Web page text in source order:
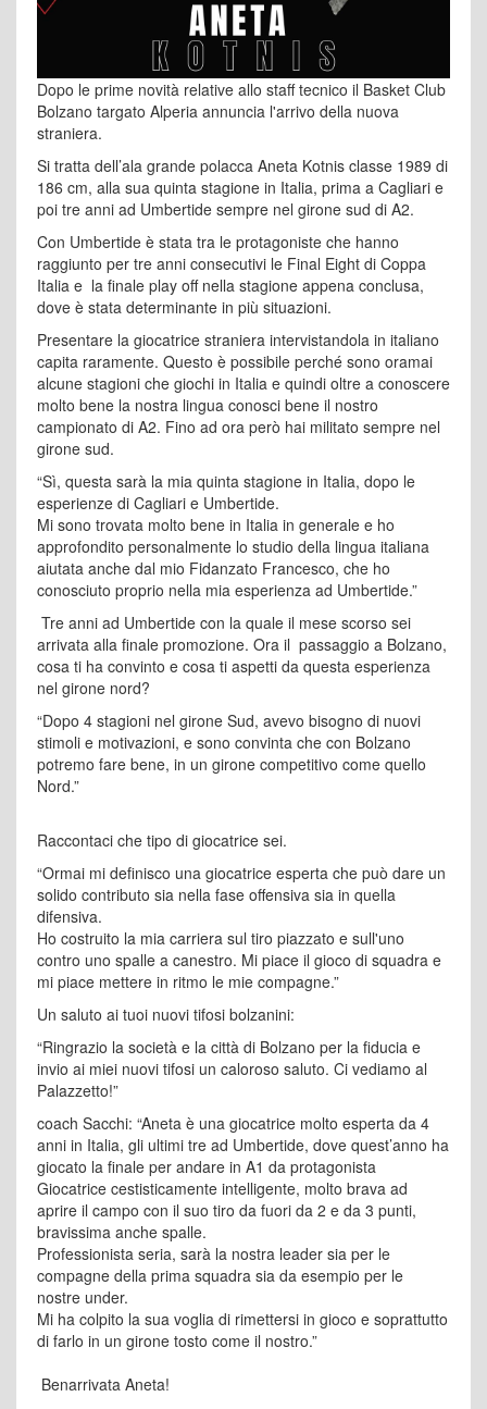
Dopo le prime novità relative allo staff tecnico il Basket Club
Bolzano targato Alperia annuncia l'arrivo della nuova
straniera.
Si tratta dell’ala grande polacca Aneta Kotnis classe 1989 di
186 cm, alla sua quinta stagione in Italia, prima a Cagliari e
poi tre anni ad Umbertide sempre nel girone sud di A2.
Con Umbertide è stata tra le protagoniste che hanno
raggiunto per tre anni consecutivi le Final Eight di Coppa
Italia e la finale play off nella stagione appena conclusa,
dove è stata determinante in più situazioni.
Presentare la giocatrice straniera intervistandola in italiano
capita raramente. Questo è possibile perché sono oramai
alcune stagioni che giochi in Italia e quindi oltre a conoscere
molto bene la nostra lingua conosci bene il nostro
campionato di A2. Fino ad ora però hai militato sempre nel
girone sud.
“Sì, questa sarà la mia quinta stagione in Italia, dopo le
esperienze di Cagliari e Umbertide.
Mi sono trovata molto bene in Italia in generale e ho
approfondito personalmente lo studio della lingua italiana
aiutata anche dal mio Fidanzato Francesco, che ho
conosciuto proprio nella mia esperienza ad Umbertide.”
Tre anni ad Umbertide con la quale il mese scorso sei
arrivata alla finale promozione. Ora il passaggio a Bolzano,
cosa ti ha convinto e cosa ti aspetti da questa esperienza
nel girone nord?
“Dopo 4 stagioni nel girone Sud, avevo bisogno di nuovi
stimoli e motivazioni, e sono convinta che con Bolzano
potremo fare bene, in un girone competitivo come quello
Nord.”
Raccontaci che tipo di giocatrice sei.
“Ormai mi definisco una giocatrice esperta che può dare un
solido contributo sia nella fase offensiva sia in quella
difensiva.
Ho costruito la mia carriera sul tiro piazzato e sull'uno
contro uno spalle a canestro. Mi piace il gioco di squadra e
mi piace mettere in ritmo le mie compagne.”
Un saluto ai tuoi nuovi tifosi bolzanini:
“Ringrazio la società e la città di Bolzano per la fiducia e
invio ai miei nuovi tifosi un caloroso saluto. Ci vediamo al
Palazzetto!”
coach Sacchi: “Aneta è una giocatrice molto esperta da 4
anni in Italia, gli ultimi tre ad Umbertide, dove quest’anno ha
giocato la finale per andare in A1 da protagonista
Giocatrice cestisticamente intelligente, molto brava ad
aprire il campo con il suo tiro da fuori da 2 e da 3 punti,
bravissima anche spalle.
Professionista seria, sarà la nostra leader sia per le
compagne della prima squadra sia da esempio per le
nostre under.
Mi ha colpito la sua voglia di rimettersi in gioco e soprattutto
di farlo in un girone tosto come il nostro.”
Benarrivata Aneta!